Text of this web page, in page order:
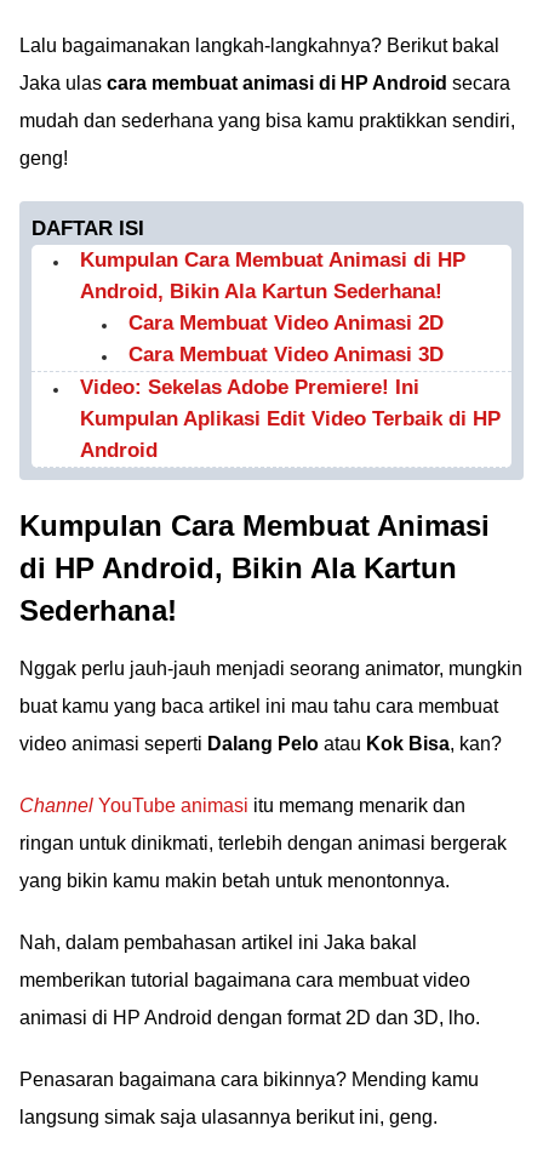
Lalu bagaimanakan langkah-langkahnya? Berikut bakal
Jaka ulas cara membuat animasi di HP Android secara
mudah dan sederhana yang bisa kamu praktikkan sendiri,
geng!
DAFTAR ISI
Kumpulan Cara Membuat Animasi di HP
Android, Bikin Ala Kartun Sederhana!
Cara Membuat Video Animasi 2D
Cara Membuat Video Animasi 3D
Video: Sekelas Adobe Premiere! Ini
Kumpulan Aplikasi Edit Video Terbaik di HP
Android
Kumpulan Cara Membuat Animasi
di HP Android, Bikin Ala Kartun
Sederhana!
Nggak perlu jauh-jauh menjadi seorang animator, mungkin
buat kamu yang baca artikel ini mau tahu cara membuat
video animasi seperti Dalang Pelo atau Kok Bisa, kan?
Channel YouTube animasi itu memang menarik dan
ringan untuk dinikmati, terlebih dengan animasi bergerak
yang bikin kamu makin betah untuk menontonnya.
Nah, dalam pembahasan artikel ini Jaka bakal
memberikan tutorial bagaimana cara membuat video
animasi di HP Android dengan format 2D dan 3D, lho.
Penasaran bagaimana cara bikinnya? Mending kamu
langsung simak saja ulasannya berikut ini, geng.